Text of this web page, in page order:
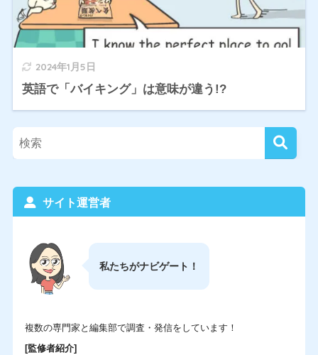
2024年1月5日
英語で「バイキング」は意味が違う!?
サイト運営者
私たちがナビゲート！
複数の専門家と編集部で調査・発信をしています！
[監修者紹介]